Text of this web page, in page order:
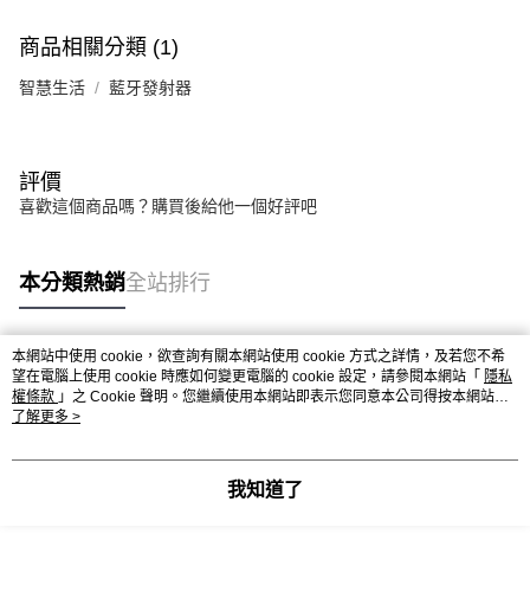
商品相關分類 (1)
智慧生活 藍牙發射器
評價
喜歡這個商品嗎？購買後給他一個好評吧
本分類熱銷全站排行
熱門標籤
本網站中使用 cookie，欲查詢有關本網站使用 cookie 方式之詳情，及若您不希
望在電腦上使用 cookie 時應如何變更電腦的 cookie 設定，請參閱本網站「 隱私
權條款 」之 Cookie 聲明。您繼續使用本網站即表示您同意本公司得按本網站使
用條款之 Cookie 聲明使用 cookie。
了解更多 >
我知道了